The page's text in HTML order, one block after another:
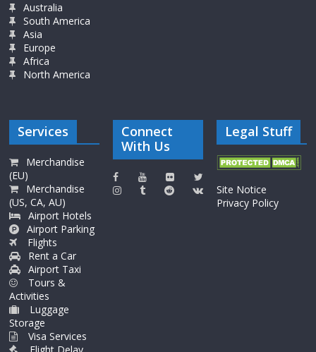
Australia
South America
Asia
Europe
Africa
North America
Services
Merchandise
(EU)
Merchandise
(US, CA, AU)
Airport Hotels
Airport Parking
Flights
Rent a Car
Airport Taxi
Tours &
Activities
Luggage
Storage
Visa Services
Connect
With Us
Legal Stuff
Site Notice
Privacy Policy